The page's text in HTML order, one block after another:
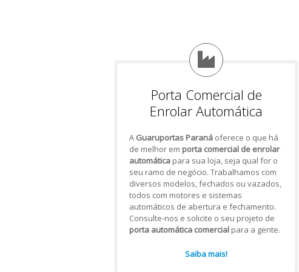
Porta Comercial de
Enrolar Automática
A Guaruportas Paranáoferece o que há
de melhor em porta comercial de enrolar
automáticapara sua loja, seja qual for o
seu ramo de negócio. Trabalhamos com
diversos modelos, fechados ou vazados,
todos com motores e sistemas
automáticos de abertura e fechamento.
Consulte-nos e solicite o seu projeto de
porta automática comercialpara a gente.
Saiba mais!